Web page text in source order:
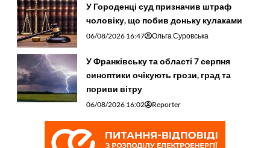
У Городенці суд призначив штраф
чоловіку, що побив доньку кулаками
06/08/2026 16:47 Ольга Суровська
У Франківську та області 7 серпня
синоптики очікують грози, град та
пориви вітру
06/08/2026 16:02 Reporter